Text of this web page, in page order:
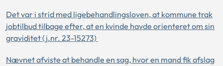
Det var i strid med ligebehandlingsloven, at kommune trak
jobtilbud tilbage efter, at en kvinde havde orienteret om sin
graviditet (j.nr. 23-15273)
Nævnet afviste at behandle en sag, hvor en mand fik afslag